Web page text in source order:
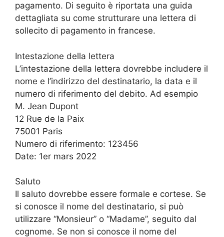
pagamento. Di seguito è riportata una guida
dettagliata su come strutturare una lettera di
sollecito di pagamento in francese.
Intestazione della lettera
L’intestazione della lettera dovrebbe includere il
nome e l’indirizzo del destinatario, la data e il
numero di riferimento del debito. Ad esempio
M. Jean Dupont
12 Rue de la Paix
75001 Paris
Numero di riferimento: 123456
Date: 1er mars 2022
Saluto
Il saluto dovrebbe essere formale e cortese. Se
si conosce il nome del destinatario, si può
utilizzare “Monsieur” o “Madame”, seguito dal
cognome. Se non si conosce il nome del